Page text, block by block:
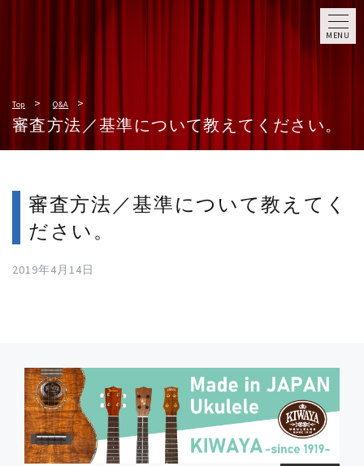
MENU
Top Q&A
審査方法／基準について教えてください。
審査方法／基準について教えてく
ださい。
2019年4月14日